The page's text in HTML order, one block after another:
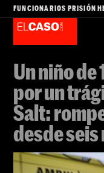
FUNCIONARIOS PRISIÓN
Un niño de
por un
Salt:
desde